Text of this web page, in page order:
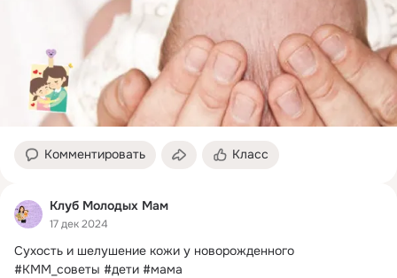
Комментировать Класс
Клуб Молодых Мам
17 дек 2024
Сухость и шелушение кожи у новорожденного
#КММ_советы #дети #мама